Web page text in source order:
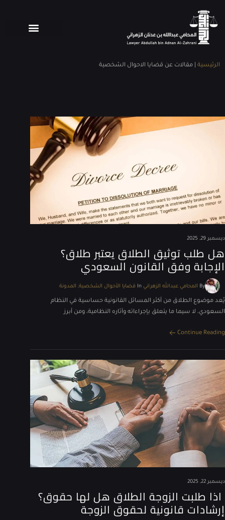
الرئيسية مقالات عن قضايا الاحوال الشخصية​
ديسمبر 29, 2025
هل طلب توثيق الطلاق يعتبر طلاق؟
الإجابة وفق القانون السعودي
By المحامي عبدالله الزهراني In قضايا الأحوال الشخصية المدونة
يُعد موضوع الطلاق من أكثر المسائل القانونية حساسية في النظام
السعودي، لا سيما ما يتعلق بإجراءاته وآثاره النظامية، ومن أبرز
Continue Reading
ديسمبر 22, 2025
اذا طلبت الزوجة الطلاق هل لها حقوق؟
إرشادات قانونية لحقوق الزوجة